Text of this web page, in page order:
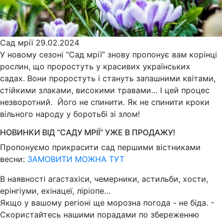
Сад мрії 29.02.2024
У новому сезоні “Сад мрії” знову пропонує вам корінці
рослин, що проростуть у красивих українських
садах. Вони проростуть і стануть запашними квітами,
стійкими злаками, високими травами… І цей процес
незворотний. Його не спинити. Як не спинити кроки
вільного народу у боротьбі зі злом!
НОВИНКИ ВІД “САДУ МРІЇ” УЖЕ В ПРОДАЖУ!
Пропонуємо прикрасити сад першими вістниками
весни: ЗАМОВИТИ МОЖНА ТУТ
В наявності агастахіси, чемерники, астильби, хости,
ерінгіуми, ехінацеї, ліріопе…
Якщо у вашому регіоні ще морозна погода - не біда. -
Скористайтесь нашими порадами по збереженню